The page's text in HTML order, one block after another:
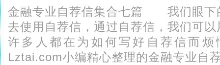
金融专业自荐信集合七篇 我们眼下
去使用自荐信，通过自荐信，我们可
许多人都在为如何写好自荐信而
Lztai.com小编精心整理的金融专业自